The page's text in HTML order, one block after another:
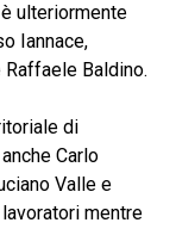
ulteriormente
Iannace,
Baldino.
di
Carlo
Valle e
mentre